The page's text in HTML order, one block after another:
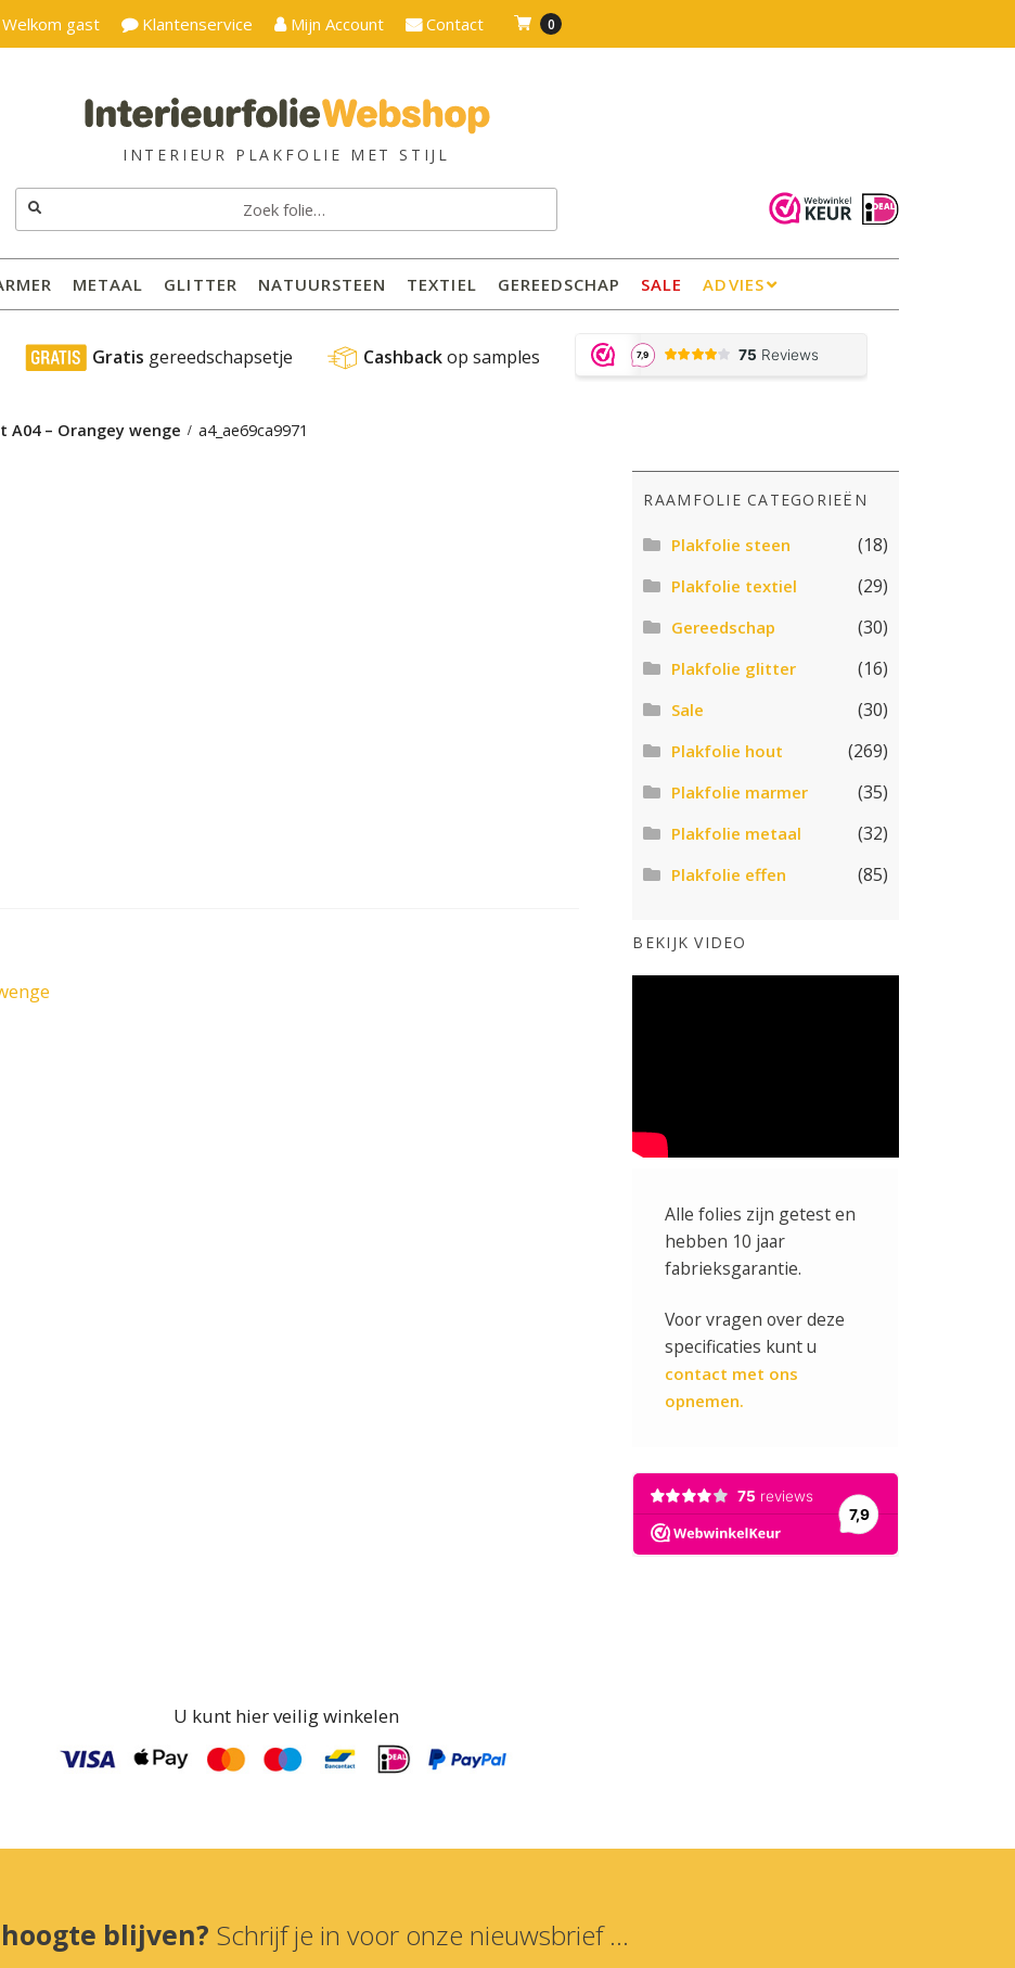
Welkom gast Klantenservice Mijn Account Contact 0
Zoeken
naar:
METAAL GLITTER NATUURSTEEN TEXTIEL GEREEDSCHAP SALE ADVIES
Gratis gereedschapsetje Cashback op samples
– Orangey wenge a4_ae69ca9971
RAAMFOLIE CATEGORIEËN
Plakfolie steen (18)
Plakfolie textiel (29)
Gereedschap (30)
Plakfolie glitter (16)
Sale (30)
Plakfolie hout (269)
Plakfolie marmer (35)
Plakfolie metaal (32)
Plakfolie effen (85)
BEKIJK VIDEO
Alle folies zijn getest en
hebben 10 jaar
fabrieksgarantie.
Voor vragen over deze
specificaties kunt u
contact met ons
opnemen.
U kunt hier veilig winkelen
blijven? Schrijf je in voor onze nieuwsbrief ...